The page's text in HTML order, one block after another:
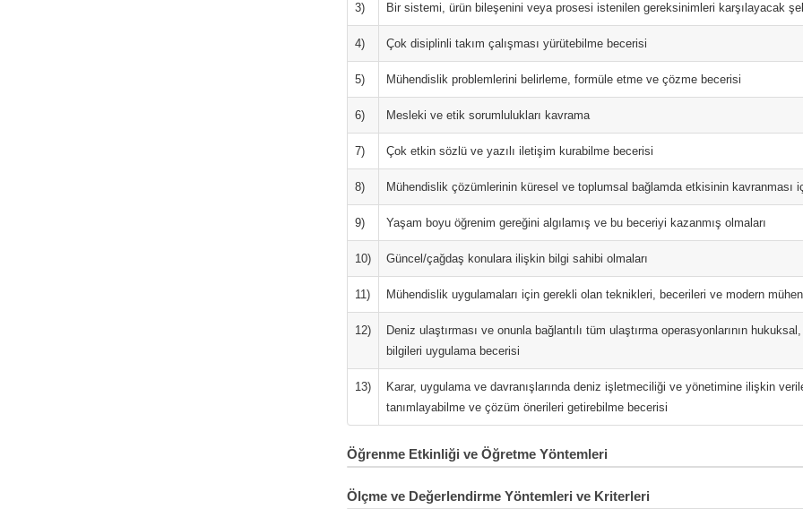
3) Bir sistemi, ürün bileşenini veya prosesi istenilen gereksinimleri karşılayacak
4) Çok disiplinli takım çalışması yürütebilme becerisi
5) Mühendislik problemlerini belirleme, formüle etme ve çözme becerisi
6) Mesleki ve etik sorumlulukları kavrama
7) Çok etkin sözlü ve yazılı iletişim kurabilme becerisi
8) Mühendislik çözümlerinin küresel ve toplumsal bağlamda etkisinin kavranması
9) Yaşam boyu öğrenim gereğini algılamış ve bu beceriyi kazanmış olmaları
10) Güncel/çağdaş konulara ilişkin bilgi sahibi olmaları
11) Mühendislik uygulamaları için gerekli olan teknikleri, becerileri ve modern
12)
Deniz ulaştırması ve onunla bağlantılı tüm ulaştırma operasyonlarının
bilgileri uygulama becerisi
13)
Karar, uygulama ve davranışlarında deniz işletmeciliği ve yönetimine ilişkin
tanımlayabilme ve çözüm önerileri getirebilme becerisi
Öğrenme Etkinliği ve Öğretme Yöntemleri
Ölçme ve Değerlendirme Yöntemleri ve Kriterleri